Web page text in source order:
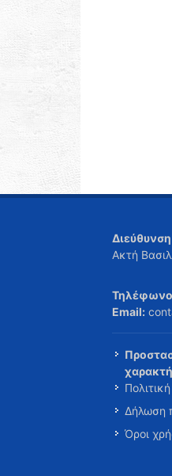
Διεύθυνση
Ακτή
Email:
Δήλωση
Όροι